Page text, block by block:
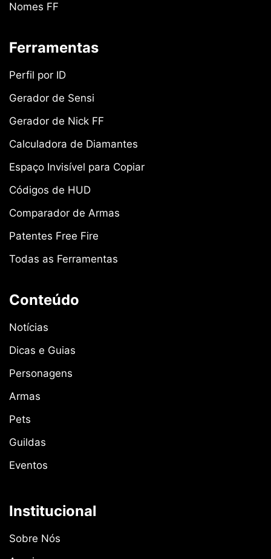
Nomes FF
Ferramentas
Perfil por ID
Gerador de Sensi
Gerador de Nick FF
Calculadora de Diamantes
Espaço Invisível para Copiar
Códigos de HUD
Comparador de Armas
Patentes Free Fire
Todas as Ferramentas
Conteúdo
Notícias
Dicas e Guias
Personagens
Armas
Pets
Guildas
Eventos
Institucional
Sobre Nós